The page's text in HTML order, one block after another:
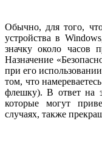
Обычно, для того,
устройства в
значку около часов
Назначение
при его
том, что
флешку). В ответ на
которые могут
случаях, также